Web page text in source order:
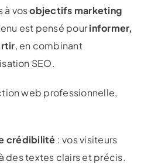
à vosobjectifs marketing
est pensé pourinformer,
, en combinant
SEO.
web professionnelle,
crédibilité : vos visiteurs
des textes clairs et précis.